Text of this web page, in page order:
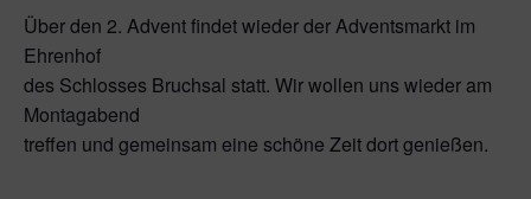
Über den 2. Advent findet wieder der Adventsmarkt im
Ehrenhof
des Schlosses Bruchsal statt. Wir wollen uns wieder am
Montagabend
treffen und gemeinsam eine schöne Zeit dort genießen.